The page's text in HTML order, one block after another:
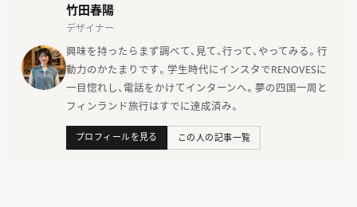
竹田春陽
デザイナー
興味を持ったらまず調べて、見て、行って、やってみる。行
動力のかたまりです。学生時代にインスタでRENOVESに
一目惚れし、電話をかけてインターンへ。夢の四国一周と
フィンランド旅行はすでに達成済み。
プロフィールを見る この人の記事一覧